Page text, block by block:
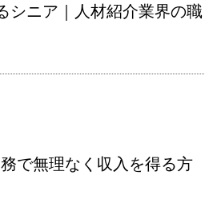
シニア｜人材紹介業界の職
で無理なく収入を得る方